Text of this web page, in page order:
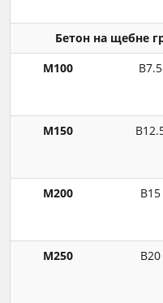
Бетон на щебне
М100
В7.5
М150
М200
В15
М250
В20